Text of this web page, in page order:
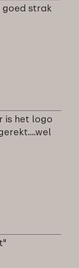
strak
is het logo